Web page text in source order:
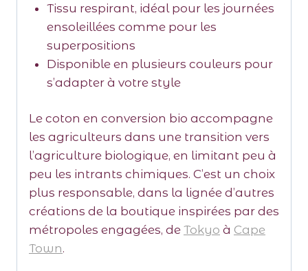
Tissu respirant, idéal pour les journées
ensoleillées comme pour les
superpositions
Disponible en plusieurs couleurs pour
s’adapter à votre style
Le coton en conversion bio accompagne
les agriculteurs dans une transition vers
l’agriculture biologique, en limitant peu à
peu les intrants chimiques. C’est un choix
plus responsable, dans la lignée d’autres
créations de la boutique inspirées par des
métropoles engagées, de Tokyo à Cape
Town.